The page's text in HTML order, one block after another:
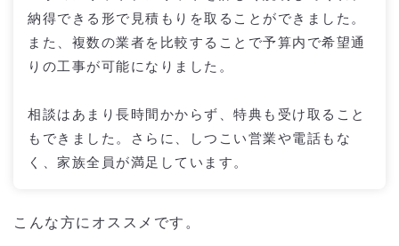
納得できる形で見積もりを取ることができました。
また、複数の業者を比較することで予算内で希望通
りの工事が可能になりました。
相談はあまり長時間かからず、特典も受け取ること
もできました。さらに、しつこい営業や電話もな
く、家族全員が満足しています。
こんな方にオススメです。